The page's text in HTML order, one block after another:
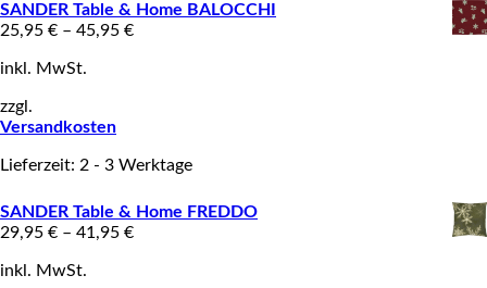
SANDER Table & Home BALOCCHI
25,95 € – 45,95 €
inkl. MwSt.
zzgl.
Versandkosten
Lieferzeit: 2 - 3 Werktage
SANDER Table & Home FREDDO
29,95 € – 41,95 €
inkl. MwSt.